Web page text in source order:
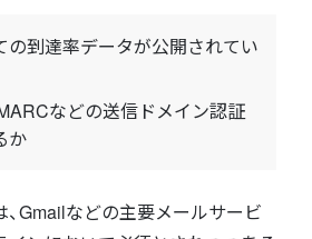
の到達率データが公開されてい
などの送信ドメイン認証
か
Gmailなどの主要メールサービ